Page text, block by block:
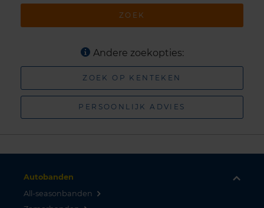
ZOEK
Andere zoekopties:
ZOEK OP KENTEKEN
PERSOONLIJK ADVIES
Autobanden
All-seasonbanden